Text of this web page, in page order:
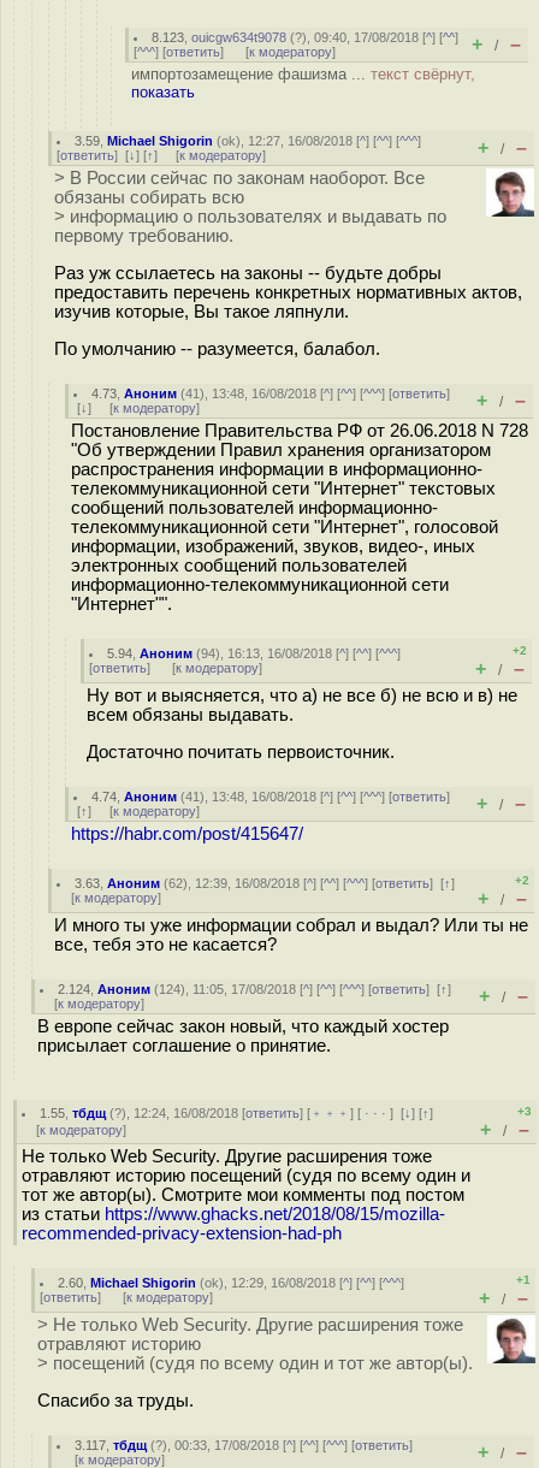
8.123 ,ouicgw634t9078 (?), 09:40, 17/08/2018 [^] [^^]
[^^^] [ответить] [к модератору] + / –
импортозамещение фашизма ... текст свёрнут,
показать
3.59 ,Michael Shigorin (ok), 12:27, 16/08/2018 [^] [^^] [^^^]
[ответить] [↓] [↑] [к модератору] + / –
> В России сейчас по законам наоборот. Все
обязаны собирать всю
> информацию о пользователях и выдавать по
первому требованию.
Раз уж ссылаетесь на законы -- будьте добры
предоставить перечень конкретных нормативных актов,
изучив которые, Вы такое ляпнули.
По умолчанию -- разумеется, балабол.
4.73 ,Аноним (41), 13:48, 16/08/2018 [^] [^^] [^^^] [ответить]
[↓] [к модератору] + / –
Постановление Правительства РФ от 26.06.2018 N 728
"Об утверждении Правил хранения организатором
распространения информации в информационно-
телекоммуникационной сети "Интернет" текстовых
сообщений пользователей информационно-
телекоммуникационной сети "Интернет", голосовой
информации, изображений, звуков, видео-, иных
электронных сообщений пользователей
информационно-телекоммуникационной сети
"Интернет"".
5.94 ,Аноним (94), 16:13, 16/08/2018 [^] [^^] [^^^]
[ответить] [к модератору]
+2
+ / –
Ну вот и выясняется, что а) не все б) не всю и в) не
всем обязаны выдавать.
Достаточно почитать первоисточник.
4.74 ,Аноним (41), 13:48, 16/08/2018 [^] [^^] [^^^] [ответить]
[↑] [к модератору] + / –
https://habr.com/post/415647/
3.63 ,Аноним (62), 12:39, 16/08/2018 [^] [^^] [^^^] [ответить][↑]
[к модератору]
+2
+ / –
И много ты уже информации собрал и выдал? Или ты не
все, тебя это не касается?
2.124 ,Аноним (124), 11:05, 17/08/2018 [^] [^^] [^^^] [ответить][↑]
[к модератору] + / –
В европе сейчас закон новый, что каждый хостер
присылает соглашение о принятие.
1.55 ,тбдщ (?), 12:24, 16/08/2018 [ответить] [ ﹢﹢﹢] [ · · ·][↓] [↑]
[к модератору]
+3
+ / –
Не только Web Security. Другие расширения тоже
отравляют историю посещений (судя по всему один и
тот же автор(ы). Смотрите мои комменты под постом
из статьи https://www.ghacks.net/2018/08/15/mozilla-
recommended-privacy-extension-had-ph
2.60 ,Michael Shigorin (ok), 12:29, 16/08/2018 [^] [^^] [^^^]
[ответить] [к модератору]
+1
+ / –
> Не только Web Security. Другие расширения тоже
отравляют историю
> посещений (судя по всему один и тот же автор(ы).
Спасибо за труды.
3.117 ,тбдщ (?), 00:33, 17/08/2018 [^] [^^] [^^^] [ответить]
[к модератору] + / –